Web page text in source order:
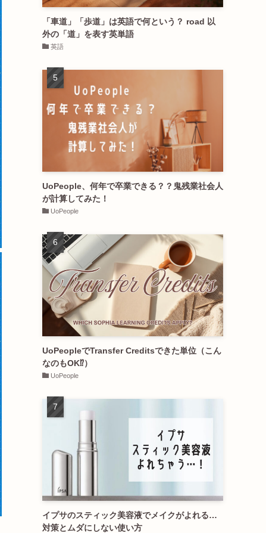
「車道」「歩道」は英語で何という？ road 以
外の「道」を表す英単語
英語
UoPeople、何年で卒業できる？？鬼残業社会人
が計算してみた！
UoPeople
UoPeopleでTransfer Creditsできた単位（こん
なのもOK⁉︎）
UoPeople
イプサのスティック美容液でメイクがよれる…
対策とムダにしない使い方